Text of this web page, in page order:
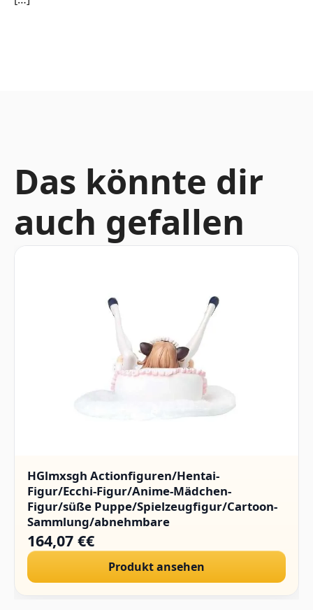
Das könnte dir
auch gefallen
HGlmxsgh Actionfiguren/Hentai-
Figur/Ecchi-Figur/Anime-Mädchen-
Figur/süße Puppe/Spielzeugfigur/Cartoon-
Sammlung/abnehmbare
Kleidung/Sammlerstücke/PVC/1/4.(Hard
Chest)
164,07 €€
Produkt ansehen